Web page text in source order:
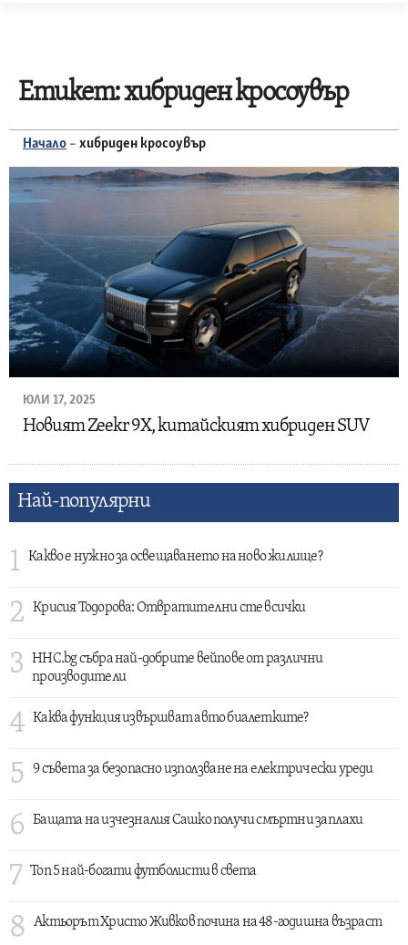
Етикет:хибриден кросоувър
Начало – хибриден кросоувър
ЮЛИ 17, 2025
Новият Zeekr 9X, китайският хибриден SUV
Най-популярни
1 Какво е нужно за освещаването на ново жилище?
2 Крисия Тодорова: Отвратителни сте всички
3
HHC.bg събра най-добрите вейпове от различни
производители
4 Каква функция извършват авто биалетките?
5 9 съвета за безопасно използване на електрически уреди
6 Бащата на изчезналия Сашко получи смъртни заплахи
7 Топ 5 най-богати футболисти в света
8 Актьорът Христо Живков почина на 48-годишна възраст